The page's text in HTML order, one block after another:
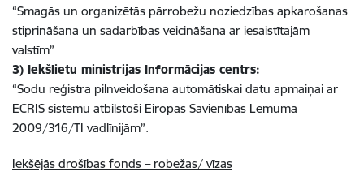
“Smagās un organizētās pārrobežu noziedzības apkarošanas
stiprināšana un sadarbības veicināšana ar iesaistītajām
valstīm”
3) Iekšlietu ministrijas Informācijas centrs:
“Sodu reģistra pilnveidošana automātiskai datu apmaiņai ar
ECRIS sistēmu atbilstoši Eiropas Savienības Lēmuma
2009/316/TI vadlīnijām”.
Iekšējās drošības fonds – robežas/ vīzas